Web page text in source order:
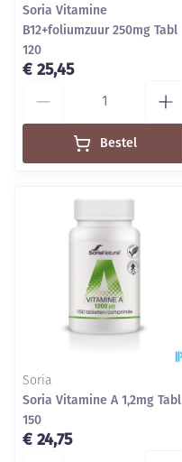
Soria Vitamine
B12+foliumzuur 250mg Tabl
120
€ 25,45
Bestel
Soria
Soria Vitamine A 1,2mg Tabl
150
€ 24,75